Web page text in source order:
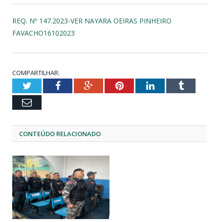
REQ. Nº 147.2023-VER NAYARA OEIRAS PINHEIRO
FAVACHO16102023
COMPARTILHAR:
TwitterFacebookGoogle+PinterestLinkedInTumblr
Email
CONTEÚDO RELACIONADO